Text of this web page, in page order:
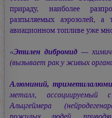
прираду, наиболее
разпыляемых аэрозолей,
авиационном топливе уже
«Этилен дибромид —
(вызывает рак у живых
Алюминий,
металл, ассоциируемый с
Альцгеймера